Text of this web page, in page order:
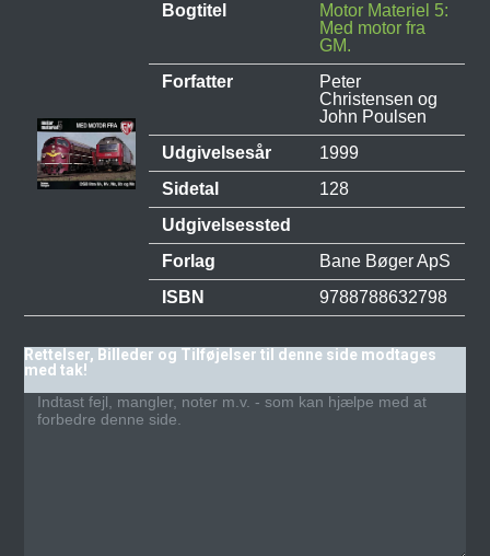
Bogtitel
Motor Materiel 5:
Med motor fra
GM.
Forfatter
Peter
Christensen og
John Poulsen
Udgivelsesår
1999
Sidetal
128
Udgivelsessted
Forlag
Bane Bøger ApS
ISBN
9788788632798
Rettelser, Billeder og Tilføjelser til denne side modtages
med tak!